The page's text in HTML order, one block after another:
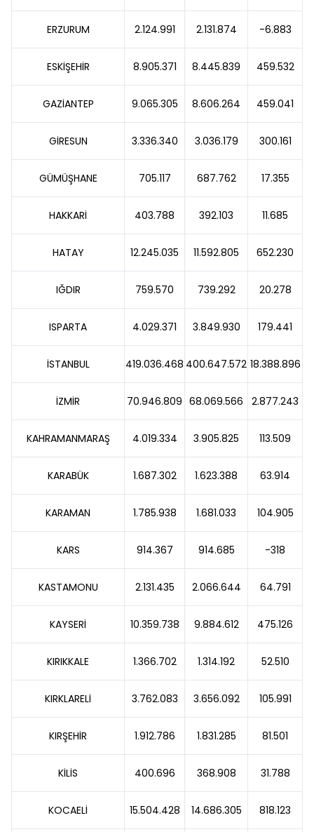
ERZURUM 2.124.991 2.131.874 -6.883
ESKİŞEHİR 8.905.371 8.445.839 459.532
GAZİANTEP 9.065.305 8.606.264 459.041
GİRESUN 3.336.340 3.036.179 300.161
GÜMÜŞHANE 705.117 687.762 17.355
HAKKARİ 403.788 392.103 11.685
HATAY 12.245.035 11.592.805 652.230
IĞDIR 759.570 739.292 20.278
ISPARTA 4.029.371 3.849.930 179.441
İSTANBUL 419.036.468 400.647.572 18.388.896
İZMİR 70.946.809 68.069.566 2.877.243
KAHRAMANMARAŞ 4.019.334 3.905.825 113.509
KARABÜK 1.687.302 1.623.388 63.914
KARAMAN 1.785.938 1.681.033 104.905
KARS 914.367 914.685 -318
KASTAMONU 2.131.435 2.066.644 64.791
KAYSERİ 10.359.738 9.884.612 475.126
KIRIKKALE 1.366.702 1.314.192 52.510
KIRKLARELİ 3.762.083 3.656.092 105.991
KIRŞEHİR 1.912.786 1.831.285 81.501
KİLİS 400.696 368.908 31.788
KOCAELİ 15.504.428 14.686.305 818.123